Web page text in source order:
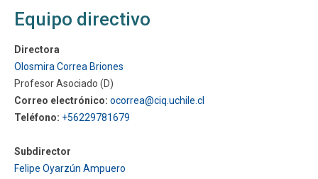
EXTENSIÓN
DEPARTAMENTOS
FACULTAD
Funcionarios
Equipo directivo
Directora
Olosmira Correa Briones
Profesor Asociado (D)
Correo electrónico: ocorrea@ciq.uchile.cl
Teléfono: +56229781679
Subdirector
Felipe Oyarzún Ampuero